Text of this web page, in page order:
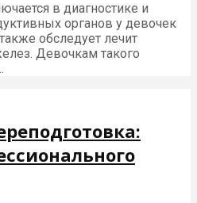
в диагностике и
органов у девочек
обследует лечит
Девочкам такого